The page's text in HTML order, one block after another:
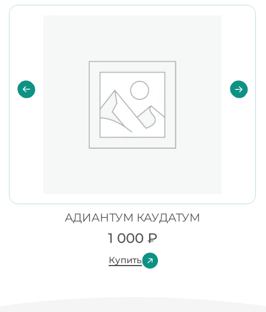
АДИАНТУМ КАУДАТУМ
1 000 ₽
Купить